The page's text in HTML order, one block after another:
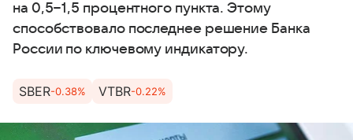
на 0,5−1,5 процентного пункта. Этому
способствовало последнее решение Банка
России по ключевому индикатору.
SBER-0.38% VTBR-0.22%